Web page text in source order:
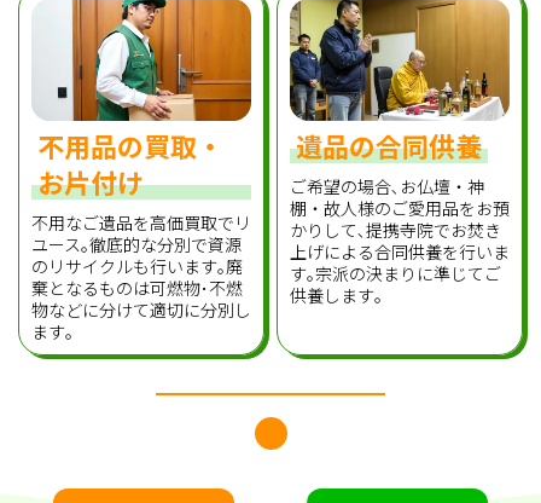
不用品の買取・
お片付け
不用なご遺品を高価買取でリ
ユース｡徹底的な分別で資源
のリサイクルも行います｡廃
棄となるものは可燃物･不燃
物などに分けて適切に分別し
ます｡
遺品の合同供養
ご希望の場合､お仏壇・神
棚・故人様のご愛用品をお預
かりして､提携寺院でお焚き
上げによる合同供養を行いま
す｡宗派の決まりに準じてご
供養します｡